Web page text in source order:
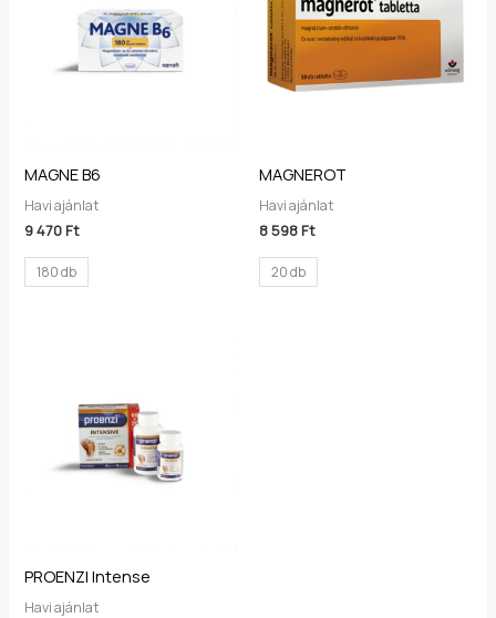
MAGNE B6
Havi ajánlat
9 470 Ft
180 db
MAGNEROT
Havi ajánlat
8 598 Ft
20 db
PROENZI Intense
Havi ajánlat